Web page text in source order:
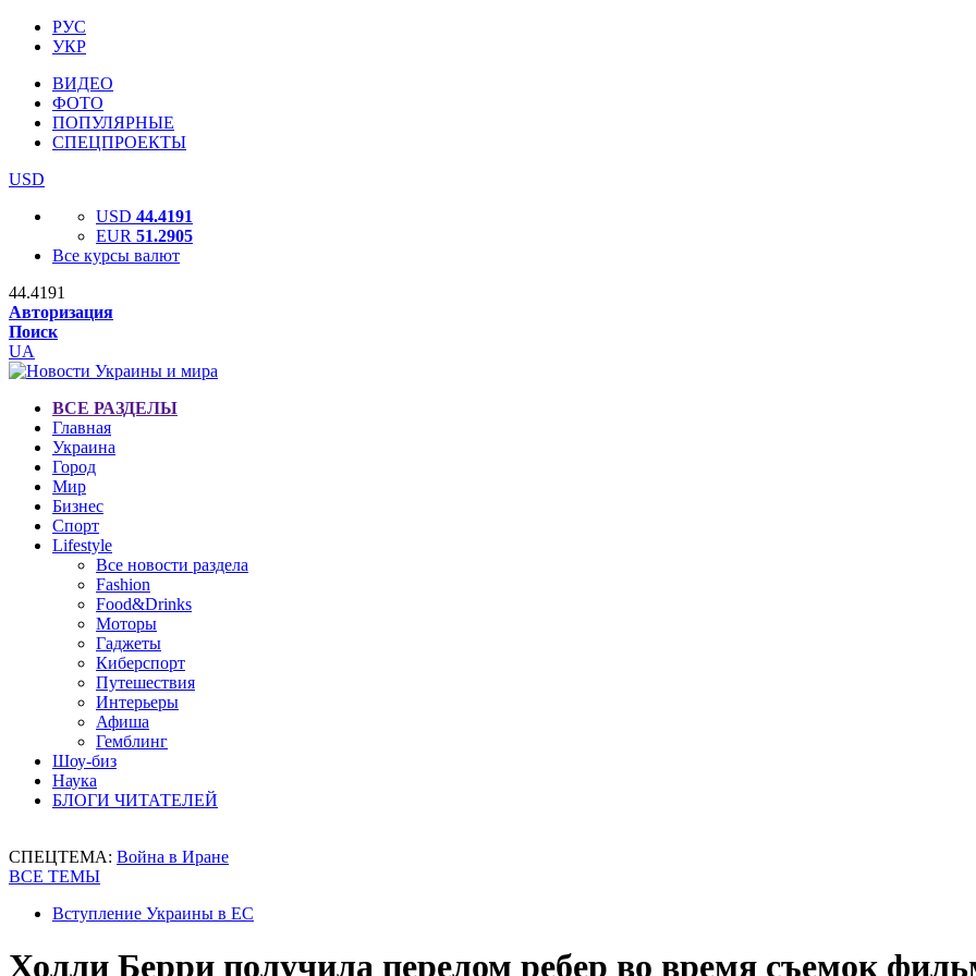
РУС
УКР
ВИДЕО
ФОТО
ПОПУЛЯРНЫЕ
СПЕЦПРОЕКТЫ
USD
USD 44.4191
EUR 51.2905
Все курсы валют
44.4191
Авторизация
Поиск
UA
ВСЕ РАЗДЕЛЫ
Главная
Украина
Город
Мир
Бизнес
Спорт
Lifestyle
Все новости раздела
Fashion
Food&Drinks
Моторы
Гаджеты
Киберспорт
Путешествия
Интерьеры
Афиша
Гемблинг
Шоу-биз
Наука
БЛОГИ ЧИТАТЕЛЕЙ
СПЕЦТЕМА: Война в Иране
ВСЕ ТЕМЫ
Вступление Украины в ЕС
Холли Берри получила перелом ребер во время съемок